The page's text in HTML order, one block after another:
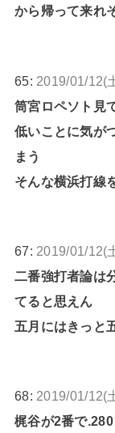
から帰って来れ
65: 2019/01/12(
筒宮ロペソト見
低いことに気が
まう
そんな横浜打線
67: 2019/01/12(
二番強打者論は
てると思えん
五月にはきっと
68: 2019/01/12(
梶谷が2番で